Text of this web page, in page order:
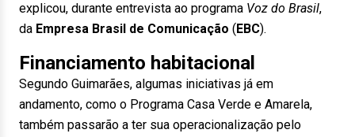
explicou, durante entrevista ao programa Voz do Brasil,
da Empresa Brasil de Comunicação (EBC).
Financiamento habitacional
Segundo Guimarães, algumas iniciativas já em
andamento, como o Programa Casa Verde e Amarela,
também passarão a ter sua operacionalização pelo